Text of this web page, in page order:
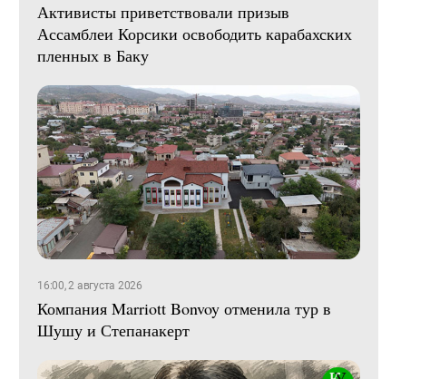
Активисты приветствовали призыв
Ассамблеи Корсики освободить карабахских
пленных в Баку
16:00, 2 августа 2026
Компания Marriott Bonvoy отменила тур в
Шушу и Степанакерт